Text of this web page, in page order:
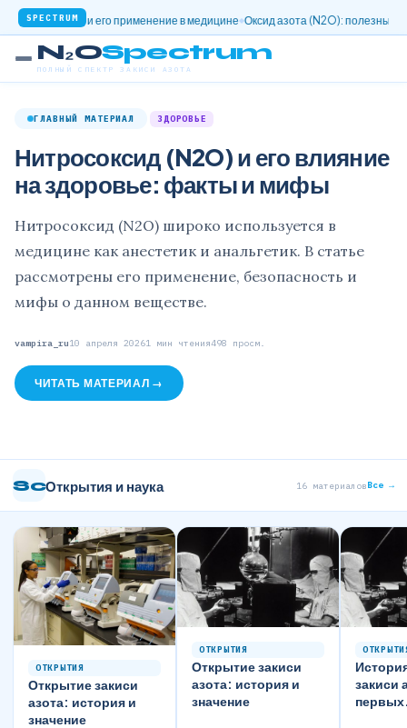
SPECTRUMи его применение в медицине Оксид азота (N2O): полезные
N₂OSpectrum
ПОЛНЫЙ СПЕКТР ЗАКИСИ АЗОТА
ГЛАВНЫЙ МАТЕРИАЛ ЗДОРОВЬЕ
Нитросоксид (N2O) и его влияние
на здоровье: факты и мифы
Нитросоксид (N2O) широко используется в
медицине как анестетик и анальгетик. В статье
рассмотрены его применение, безопасность и
мифы о данном веществе.
vampira_ru10 апреля 20261 мин чтения498 просм.
ЧИТАТЬ МАТЕРИАЛ →
ScОткрытия и наука 16 материаловВсе →
ОТКРЫТИЯ
Открытие закиси
азота: история и
значение
ОТКРЫТИЯ
Открытие закиси
азота: история и
значение
закиси
первых